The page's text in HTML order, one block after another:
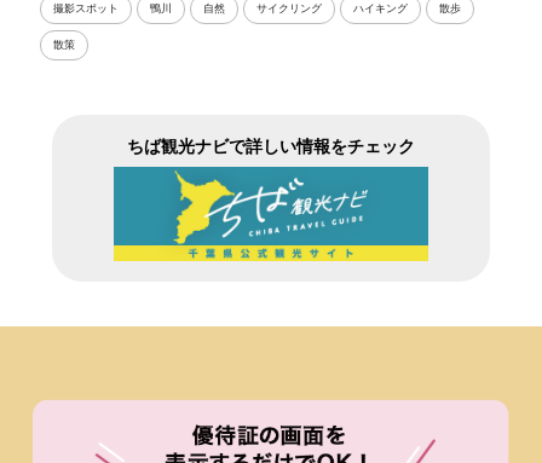
撮影スポット 鴨川 自然 サイクリング ハイキング 散歩
散策
ちば観光ナビで詳しい情報をチェック